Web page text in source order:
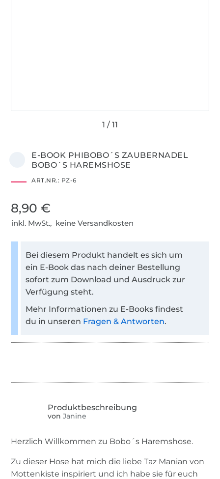
E-BOOK PHIBOBO´S ZAUBERNADEL
BOBO´S HAREMSHOSE
ART.NR.: PZ-6
8,90 €
inkl. MwSt., keine Versandkosten
Bei diesem Produkt handelt es sich um
ein E-Book das nach deiner Bestellung
sofort zum Download und Ausdruck zur
Verfügung steht.
Mehr Informationen zu E-Books findest
du in unseren Fragen & Antworten.
von Janine
Herzlich Willkommen zu Bobo´s Haremshose.
Zu dieser Hose hat mich die liebe Taz Manian von
Mottenkiste inspiriert und ich habe sie für euch